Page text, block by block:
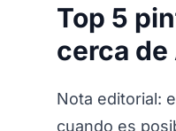
Top 5
cerca de
Nota editorial:
cuando es